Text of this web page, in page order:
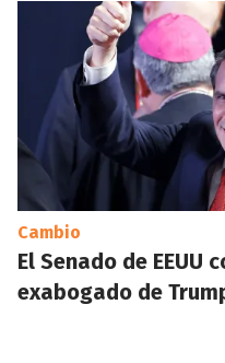
Cambio
El Senado de EEUU
exabogado de